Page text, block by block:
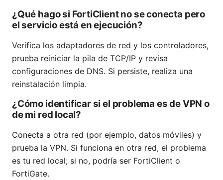
¿Qué hago si FortiClient no se conecta pero
el servicio está en ejecución?
Verifica los adaptadores de red y los controladores,
prueba reiniciar la pila de TCP/IP y revisa
configuraciones de DNS. Si persiste, realiza una
reinstalación limpia.
¿Cómo identificar si el problema es de VPN o
de mi red local?
Conecta a otra red (por ejemplo, datos móviles) y
prueba la VPN. Si funciona en otra red, el problema
es tu red local; si no, podría ser FortiClient o
FortiGate.